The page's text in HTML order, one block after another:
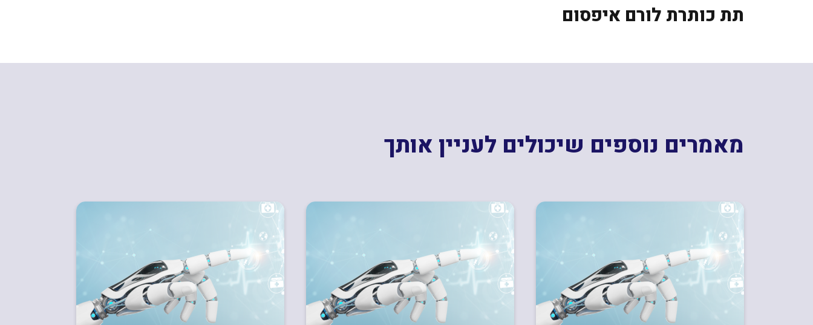
תת כותרת לורם איפסום
מאמרים נוספים שיכולים לעניין אותך